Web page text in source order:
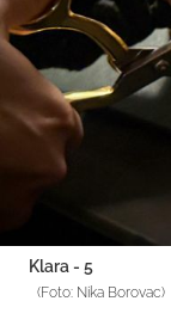
Klara - 5
(Foto: Nika Borovac)